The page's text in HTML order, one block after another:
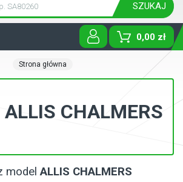
SZUKAJ
0,00 zł
Strona główna
ALLIS CHALMERS
modelALLIS CHALMERS